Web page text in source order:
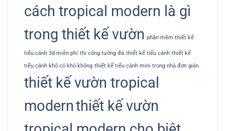
cách tropical modern là gì
trong thiết kế vườn phần mềm thiết kế
tiểu cảnh 3d miễn phí thi công tường đá thiết kế tiểu cảnh thiết kế
tiểu cảnh khô có khó không thiết kế tiểu cảnh mini trong nhà đơn giản
thiết kế vườn tropical
modernthiết kế vườn